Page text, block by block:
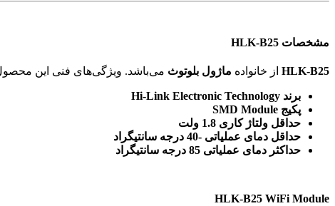
مشخصات HLK-B25
HLK-B25 از خانواده ماژول بلوتوث
برند Hi-Link Electronic Technology
پکیج SMD Module
حداقل ولتاژ کاری 1.8 ولت
حداقل دمای عملیاتی -40 درجه سانتیگراد
حداکثر دمای عملیاتی 85 درجه سانتیگراد
HLK-B25 WiFi Module